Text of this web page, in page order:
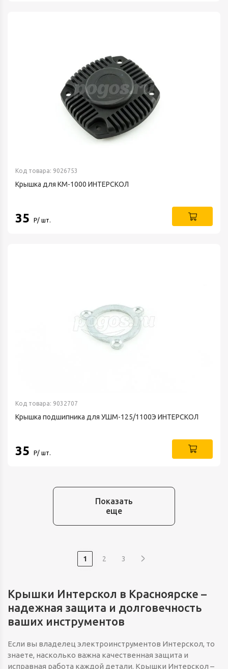
Код товара: 9026753
Крышка для КМ-1000 ИНТЕРСКОЛ
35 Р/ шт.
Код товара: 9032707
Крышка подшипника для УШМ-125/1100Э ИНТЕРСКОЛ
35 Р/ шт.
Показать
еще
1 2 3
Крышки Интерскол в Красноярске –
надежная защита и долговечность
ваших инструментов
Если вы владелец электроинструментов Интерскол, то
знаете, насколько важна качественная защита и
исправная работа каждой детали. Крышки Интерскол –